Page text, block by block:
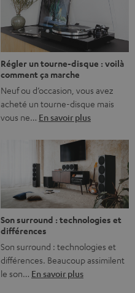
a tous vécu ça. Mais la
c’est […]
Régler un tourne-disque : voilà
comment ça marche
Neuf ou d’occasion, vous avez
acheté un tourne-disque mais
vous ne… En savoir plus
Son surround : technologies et
différences
Son surround : technologies et
différences. Beaucoup assimilent
le son… En savoir plus